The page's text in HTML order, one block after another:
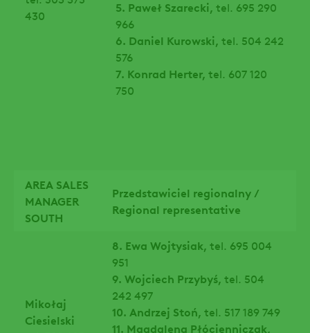
430
5. Paweł Szarecki, tel. 695 290
966
6. Daniel Kurowski, tel. 504 242
576
7. Konrad Herter, tel. 607 120
750
AREA SALES
MANAGER
SOUTH
Przedstawiciel regionalny /
Regional representative
Mikołaj
Ciesielski
8. Ewa Wojtysiak, tel. 695 004
951
9. Wojciech Przybyś, tel. 504
242 497
10. Andrzej Stoń, tel. 517 189 749
11. Magdalena Płócienniczak,